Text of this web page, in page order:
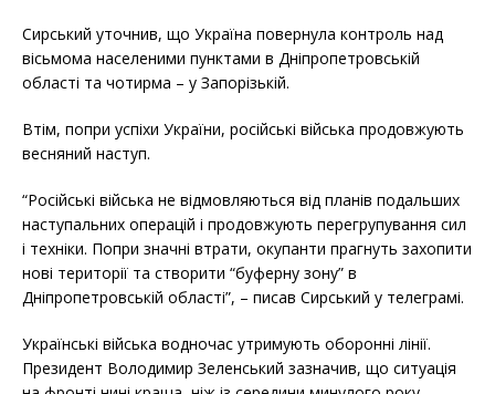
Сирський уточнив, що Україна повернула контроль над
вісьмома населеними пунктами в Дніпропетровській
області та чотирма – у Запорізькій.
Втім, попри успіхи України, російські війська продовжують
весняний наступ.
“Російські війська не відмовляються від планів подальших
наступальних операцій і продовжують перегрупування сил
і техніки. Попри значні втрати, окупанти прагнуть захопити
нові території та створити “буферну зону” в
Дніпропетровській області”, – писав Сирський у телеграмі.
Українські війська водночас утримують оборонні лінії.
Президент Володимир Зеленський зазначив, що ситуація